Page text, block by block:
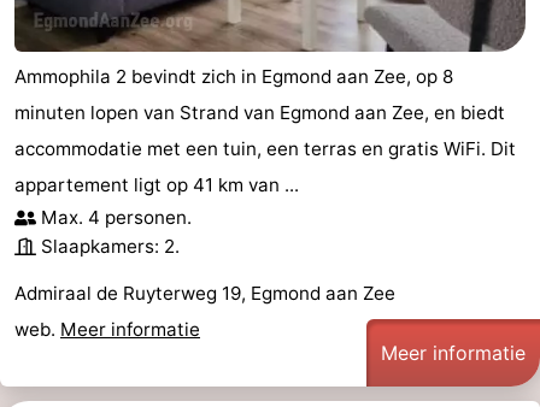
Ammophila 2 bevindt zich in Egmond aan Zee, op 8
minuten lopen van Strand van Egmond aan Zee, en biedt
accommodatie met een tuin, een terras en gratis WiFi. Dit
appartement ligt op 41 km van ...
Max. 4 personen.
Slaapkamers: 2.
Admiraal de Ruyterweg 19, Egmond aan Zee
web. Meer informatie
Meer informatie